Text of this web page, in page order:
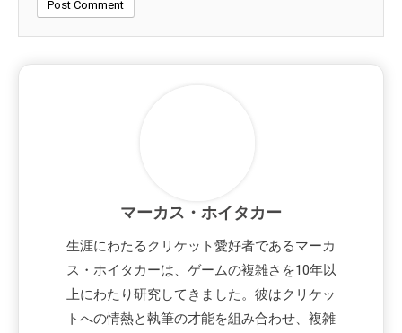
マーカス・ホイタカー
生涯にわたるクリケット愛好者であるマーカ
ス・ホイタカーは、ゲームの複雑さを10年以
上にわたり研究してきました。彼はクリケッ
トへの情熱と執筆の才能を組み合わせ、複雑